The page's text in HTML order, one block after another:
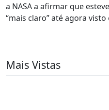
a NASA a afirmar que
“mais claro” até agora
Mais Vistas